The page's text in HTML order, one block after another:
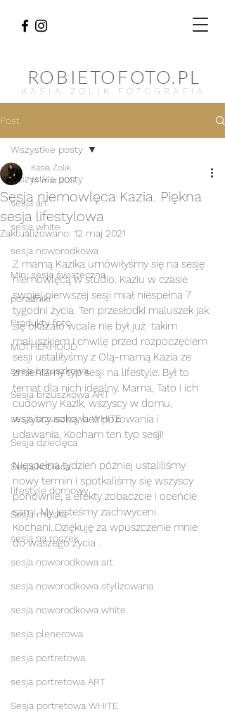
ROBIETOFOTO.PL
KASIA ŻOLIK FOTOGRAFIA
Post
Wszystkie posty
sesja art
sesja white
sesja noworodkowa
Mini sesja świąteczna
poradniki
Produkty foto
MOTHERHOOD
sesja brzuszkowa
Sesja brzuszkowa ART
sesja brzuszkowa WHITE
Sesja dziecięca
Sesja kobieca
lifestyle domowy
Sesja męska
sesja na roczek
sesja noworodkowa art
sesja noworodkowa stylizowana
sesja noworodkowa white
sesja plenerowa
sesja portretowa
sesja portretowa ART
Sesja portretowa WHITE
Wszystkie posty
Sesja niemowlęca Kazia. Piękna
sesja lifestylowa
Kasia Żolik
14 mar 2017
Zaktualizowano: 12 maj 2021
Z mamą Kazika umówiłyśmy się na sesję
niemowlęcą w studio. Kaziu w czasie
swojej pierwszej sesji miał niespełna 7
tygodni życia. Ten przesłodki maluszek jak
się okazało wcale nie był już  takim
maluszkiem i chwilę przed rozpoczęciem
sesji ustaliłyśmy z Olą-mamą Kazia ze
zmieniamy typ sesji na lifestyle. Był to
temat dla nich idealny. Mama, Tato i ich
cudowny Kazik, wszyscy w domu,
wszyscy sobą, bez pozowania i
udawania. Kocham ten typ sesji!
Niespełna tydzień później ustaliliśmy
nowy termin i spotkaliśmy się wszyscy
ponownie, a efekty zobaczcie i oceńcie
sami. My jesteśmy zachwyceni.
Kochani..Dziękuję za wpuszczenie mnie
do waszego życia .